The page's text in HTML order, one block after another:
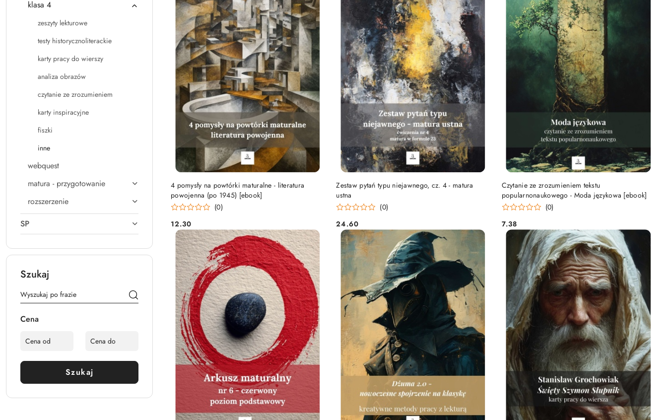
klasa 4
zeszyty lekturowe
testy historycznoliterackie
karty pracy do wierszy
analiza obrazów
czytanie ze zrozumieniem
karty inspiracyjne
fiszki
inne
webquest
matura - przygotowanie
rozszerzenie
SP
Szukaj
Cena
Szukaj
4 pomysły na powtórki maturalne - literatura
powojenna (po 1945) [ebook]
(0)
Cena:
12.30
DO KOSZYKA
Zestaw pytań typu niejawnego, cz. 4 - matura
ustna
(0)
Cena:
24.60
DO KOSZYKA
Czytanie ze zrozumieniem tekstu
popularnonaukowego - Moda językowa [ebook]
(0)
Cena:
7.38
DO KOSZYKA